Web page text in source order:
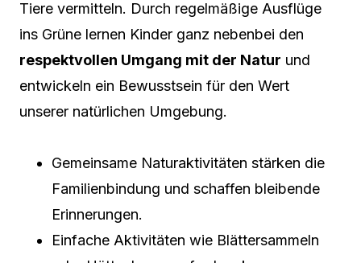
Tiere vermitteln. Durch regelmäßige Ausflüge
ins Grüne lernen Kinder ganz nebenbei den
respektvollen Umgang mit der Natur und
entwickeln ein Bewusstsein für den Wert
unserer natürlichen Umgebung.
Gemeinsame Naturaktivitäten stärken die
Familienbindung und schaffen bleibende
Erinnerungen.
Einfache Aktivitäten wie Blättersammeln